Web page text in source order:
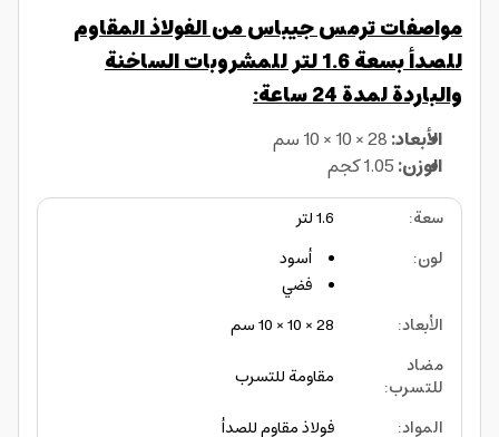
مواصفات ترمس جيباس من الفولاذ المقاوم
للصدأ بسعة 1.6 لتر للمشروبات الساخنة
والباردة لمدة 24 ساعة:
الأبعاد:
الوزن:
سعة:
1.6 لتر
لون:
أسود
فضي
الأبعاد:
28 × 10 × 10 سم
مضاد
للتسرب:
مقاومة للتسرب
المواد: فولاذ مقاوم للصدأ